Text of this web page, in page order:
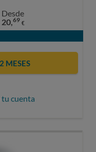
Desde
20,69 €
MESES
tu cuenta